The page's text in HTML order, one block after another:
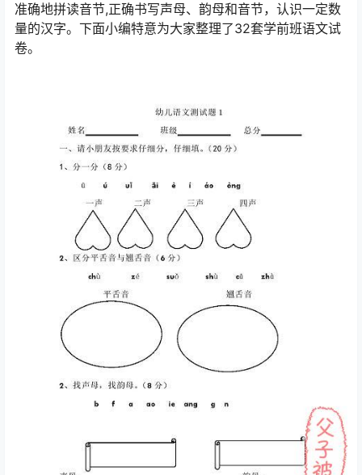
准确地拼读音节,正确书写声母、韵母和音节，认识一定数
量的汉字。下面小编特意为大家整理了32套学前班语文试
卷。